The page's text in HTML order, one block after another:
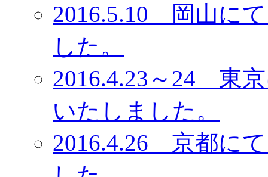
2016.5.10 岡山に
した。
2016.4.23～24 東
いたしました。
2016.4.26 京都に